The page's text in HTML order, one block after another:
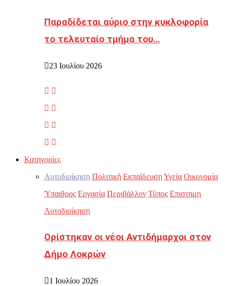
Παραδίδεται αύριο στην κυκλοφορία
το τελευταίο τμήμα του…
23 Ιουλίου 2026
Κατηγορίες
Αυτοδιοίκηση Πολιτική ΕκπαίδευσηΥγεία Οικονομία
Ύπαιθρος Εργασία Περιβάλλον Τύπος Επιστημη
Αυτοδιοίκηση
Ορίστηκαν οι νέοι Αντιδήμαρχοι στον
Δήμο Λοκρών
1 Ιουλίου 2026